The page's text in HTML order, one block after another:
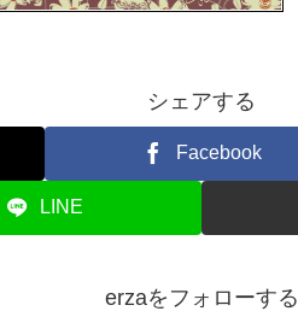
シェアする
Facebook
LINE
erzaをフォローする